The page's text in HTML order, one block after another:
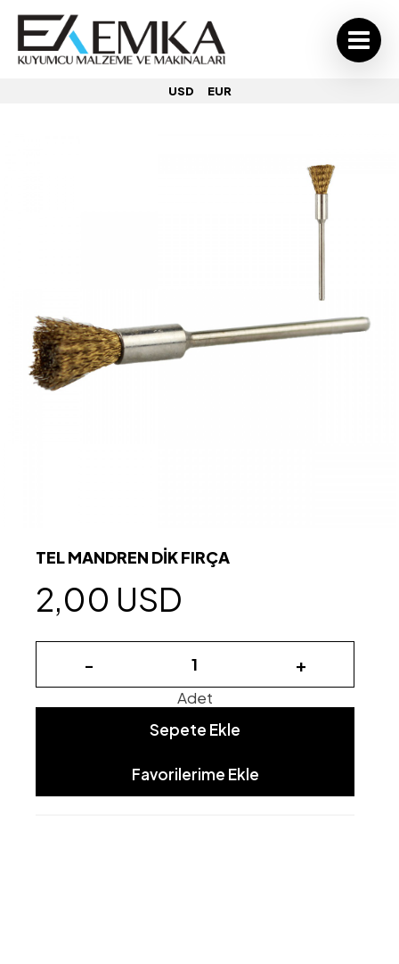
USD EUR
TEL MANDREN DİK FIRÇA
2,00 USD
- +
Adet
Sepete Ekle
Favorilerime Ekle